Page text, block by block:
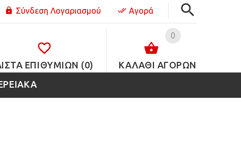
Σύνδεση Λογαριασμού Αγορά
0
ΚΑΛΑΘΙ ΑΓΟΡΩΝ
ΕΠΙΘΥΜΙΏΝ (0)